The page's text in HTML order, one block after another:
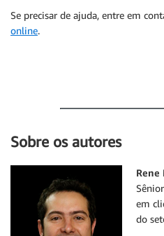
Se precisar de ajuda, entre em
online.
Sobre os autores
em
do